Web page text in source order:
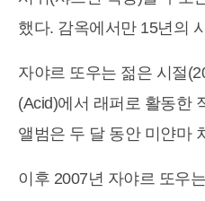
했다. 감옥에서만 15년의
자야르 또우는 젊은 시절
(Acid)에서 래퍼로 활동한
앨범은 두 달 동안 미얀마
이후 2007년 자야르 또우